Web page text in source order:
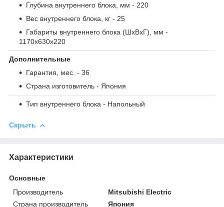
Глубина внутреннего блока, мм - 220
Вес внутреннего блока, кг - 25
Габариты внутреннего блока (ШxВxГ), мм -
1170x630x220
Дополнительные
Гарантия, мес. - 36
Страна изготовитель - Япония
Тип внутреннего блока - Напольный
Скрыть
Характеристики
Основные
Производитель
Mitsubishi Electric
Страна производитель
Япония